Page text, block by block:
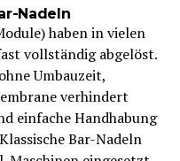
Nadeln
haben in vielen
vollständig abgelöst.
Umbauzeit,
verhindert
einfache Handhabung
Bar-Nadeln